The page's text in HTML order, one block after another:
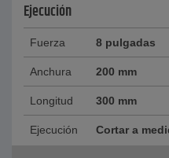
Ejecución
Fuerza 8 pulgadas
Anchura 200 mm
Longitud 300 mm
Ejecución Cortar a